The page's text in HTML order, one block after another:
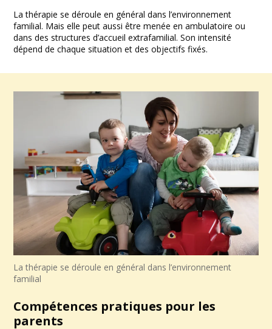
La thérapie se déroule en général dans l’environnement
familial. Mais elle peut aussi être menée en ambulatoire ou
dans des structures d’accueil extrafamilial. Son intensité
dépend de chaque situation et des objectifs fixés.
La thérapie se déroule en général dans l’environnement
familial
Compétences pratiques pour les
parents